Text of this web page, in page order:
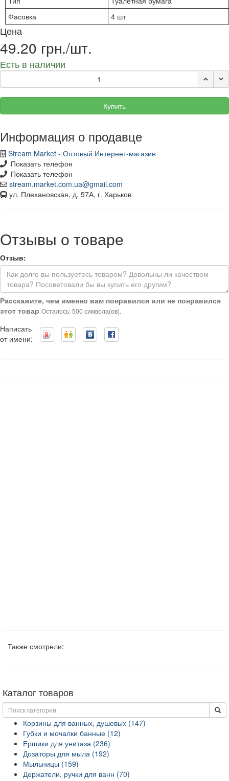
Фасовка
4 шт
Цена
49.20 грн./шт.
Есть в наличии
Купить
Информация о продавце
Stream Market - Оптовый Интернет-магазин
Показать телефон
Показать телефон
stream.market.com.ua@gmail.com
ул. Плехановская, д. 57А, г. Харьков
Отзывы о товаре
Отзыв:
Расскажите, чем именно вам понравился или не понравился
этот товар Осталось: 500 символа(ов).
Написать
от имени:
Также смотрели:
Каталог товаров
Корзины для ванных, душевых (147)
Губки и мочалки банные (12)
Ершики для унитаза (236)
Дозаторы для мыла (192)
Мыльницы (159)
Держатели, ручки для ванн (70)